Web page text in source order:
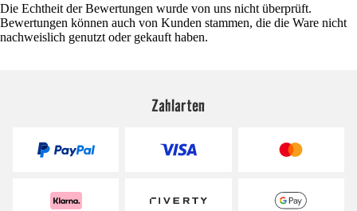
Die Echtheit der Bewertungen wurde von uns nicht überprüft.
Bewertungen können auch von Kunden stammen, die die Ware nicht
nachweislich genutzt oder gekauft haben.
Zahlarten